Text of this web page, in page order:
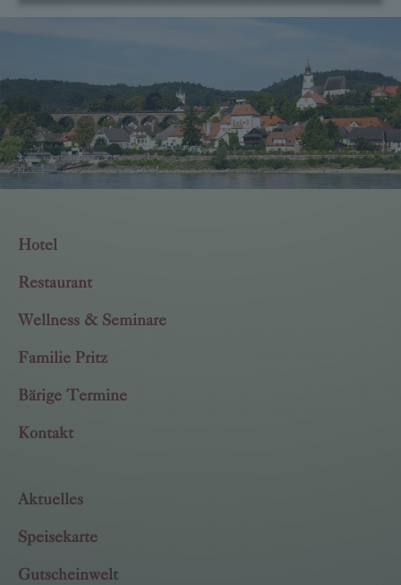
Hotel
Restaurant
Wellness & Seminare
Familie Pritz
Bärige Termine
Kontakt
Aktuelles
Speisekarte
Gutscheinwelt
Einwilligung widerrufen und Widerspruch ausüben. Weitere